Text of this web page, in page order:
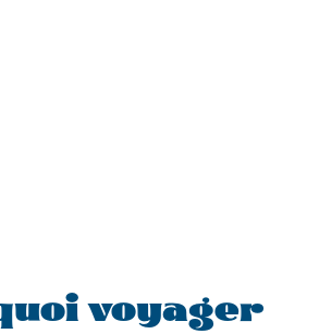
voyager